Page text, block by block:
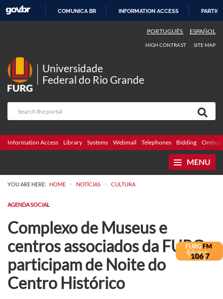
COMUNICA BR INFORMATION ACCESS
PORTUGUÊS ESPAÑOL
HIGH CONTRAST SITE MAP
Universidade
Federal do Rio Grande
Information Access Library Systems Webmail Telephones Bidding
MENU
YOU ARE HERE: HOME > NOTÍCIAS > CULTURA
AGENDA SOCIAL
Complexo de Museus e
centros associados da FURG
participam de Noite do
Centro Histórico